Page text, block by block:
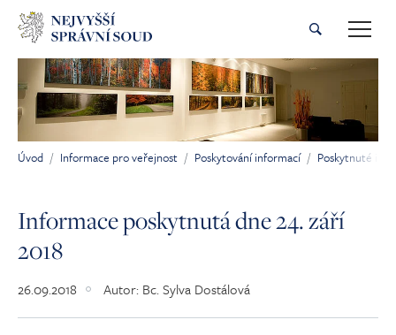
Přeskočit na hlavní obsah
Jsi tady:
Úvod Informace pro veřejnost Poskytování informací Poskytnuté
Informace poskytnutá dne 24. září
2018
26.09.2018 Autor: Bc. Sylva Dostálová